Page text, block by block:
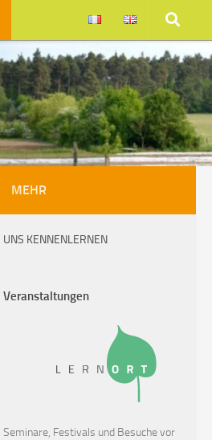
MEHR
UNS KENNENLERNEN
Veranstaltungen
Seminare, Festivals und Besuche vor